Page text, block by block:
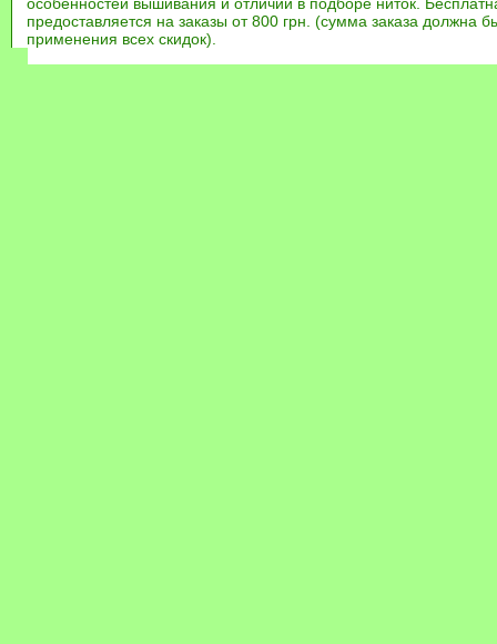
особенностей вышивания и отличий в подборе ниток.
предоставляется на заказы от 800 грн. (сумма заказа должна
применения всех скидок).